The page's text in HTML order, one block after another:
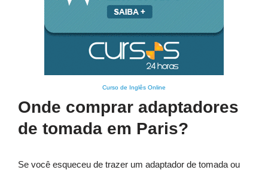
Curso de Inglês Online
Onde comprar adaptadores
de tomada em Paris?
Se você esqueceu de trazer um adaptador de tomada ou